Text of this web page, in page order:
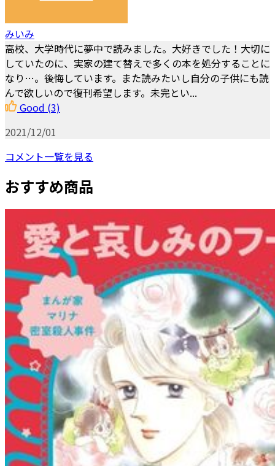
みいみ
高校、大学時代に夢中で読みました。大好きでした！大切に
していたのに、実家の建て替えで多くの本を処分することに
なり…。後悔しています。また読みたいし自分の子供にも読
んで欲しいので復刊希望します。未完とい...
Good (3)
2021/12/01
コメント一覧を見る
おすすめ商品